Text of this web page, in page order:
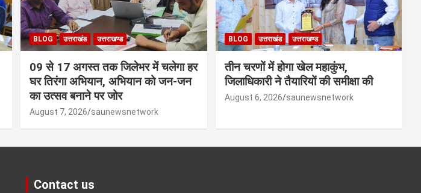
BLOG उत्तराखंड उत्तराखण्ड
09 से 17 अगस्त तक जिलेभर में चलेगा हर
घर तिरंगा अभियान, अभियान को जन-जन
का उत्सव बनाने पर जोर
August 7, 2026 saunewsnetwork
BLOG उत्तराखंड उत्तराखण्ड
तीन चरणों में होगा खेल महाकुंभ,
जिलाधिकारी ने तैयारियों की समीक्षा की
August 6, 2026 saunewsnetwork
Contact us